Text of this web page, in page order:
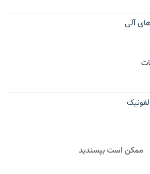
آلی
ممکن است بپسندید